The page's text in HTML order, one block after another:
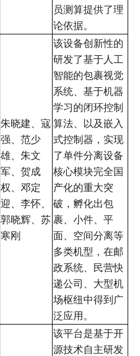
员测算提供了理
论依据。
朱晓建、寇
强、范少
雄、朱文
军、贺成
权、邓定
迎、李怀、
郭晓辉、苏
寒刚
该设备创新性的
研发了基于人工
智能的包裹视觉
系统、基于机器
学习的闭环控制
算法、以及嵌入
式控制器，实现
了单件分离设备
核心模块完全国
产化的重大突
破，孵化出包
裹、小件、平
面、空间分离等
多类机型，在邮
政系统、民营快
递公司、大型机
场枢纽中得到广
泛应用。
该平台是基于开
源技术自主研发